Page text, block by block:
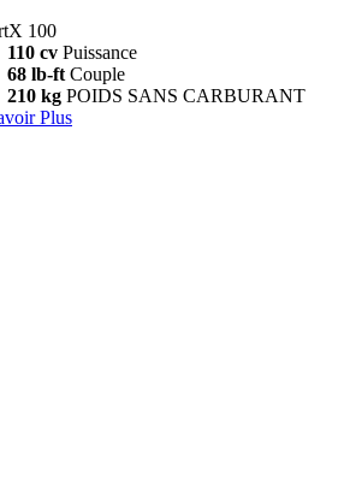
100
110 cv Puissance
68 lb-ft Couple
210 kg POIDS SANS CARBURANT
Plus